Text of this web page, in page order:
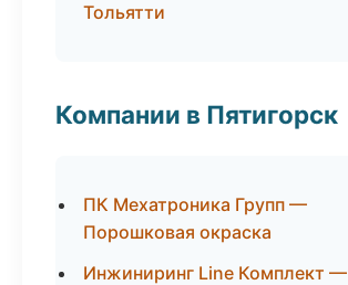
Тольятти
Компании в Пятигорск
ПК Мехатроника Групп —
Порошковая окраска
Инжиниринг Line Комплект —